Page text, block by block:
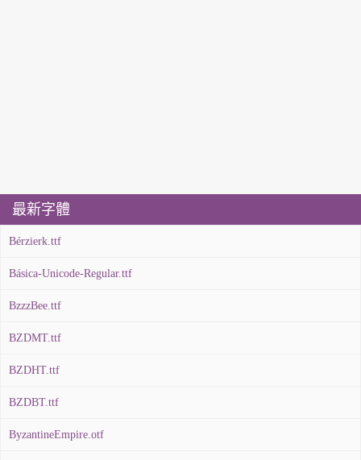
最新字體
Bérzierk.ttf
Básica-Unicode-Regular.ttf
BzzzBee.ttf
BZDMT.ttf
BZDHT.ttf
BZDBT.ttf
ByzantineEmpire.otf